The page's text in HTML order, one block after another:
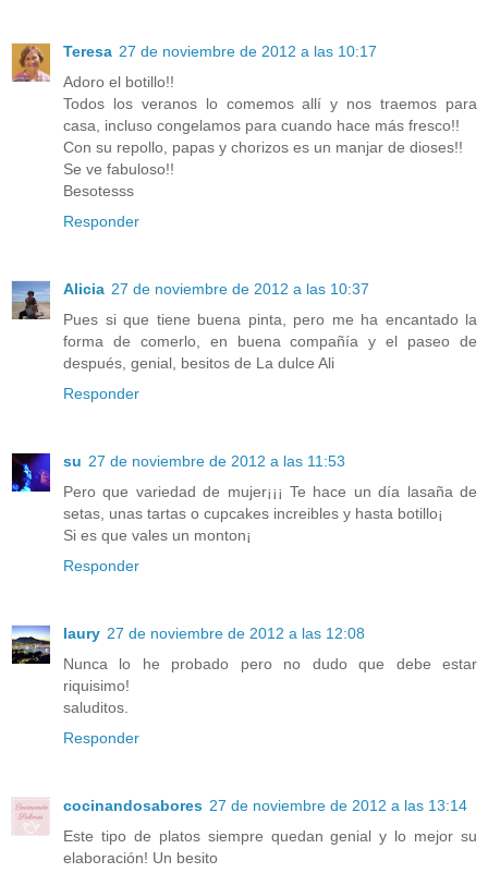
Teresa 27 de noviembre de 2012 a las 10:17
Adoro el botillo!!
Todos los veranos lo comemos allí y nos traemos para
casa, incluso congelamos para cuando hace más fresco!!
Con su repollo, papas y chorizos es un manjar de dioses!!
Se ve fabuloso!!
Besotesss
Responder
Alicia 27 de noviembre de 2012 a las 10:37
Pues si que tiene buena pinta, pero me ha encantado la
forma de comerlo, en buena compañía y el paseo de
después, genial, besitos de La dulce Ali
Responder
su 27 de noviembre de 2012 a las 11:53
Pero que variedad de mujer¡¡¡ Te hace un día lasaña de
setas, unas tartas o cupcakes increibles y hasta botillo¡
Si es que vales un monton¡
Responder
laury 27 de noviembre de 2012 a las 12:08
Nunca lo he probado pero no dudo que debe estar
riquisimo!
saluditos.
Responder
cocinandosabores 27 de noviembre de 2012 a las 13:14
Este tipo de platos siempre quedan genial y lo mejor su
elaboración! Un besito